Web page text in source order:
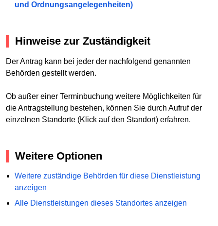
und Ordnungsangelegenheiten)
Hinweise zur Zuständigkeit
Der Antrag kann bei jeder der nachfolgend genannten
Behörden gestellt werden.
Ob außer einer Terminbuchung weitere Möglichkeiten für
die Antragstellung bestehen, können Sie durch Aufruf der
einzelnen Standorte (Klick auf den Standort) erfahren.
Weitere Optionen
Weitere zuständige Behörden für diese Dienstleistung
anzeigen
Alle Dienstleistungen dieses Standortes anzeigen